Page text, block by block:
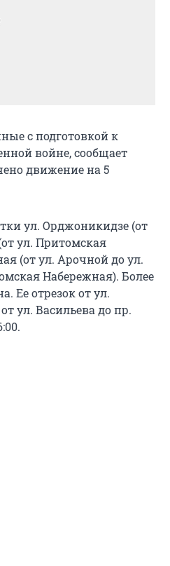
с подготовкой к
войне, сообщает
движение на 5
ул. Орджоникидзе (от
ул. Притомская
(от ул. Арочной до ул.
Набережная). Более
Ее отрезок от ул.
ул. Васильева до пр.